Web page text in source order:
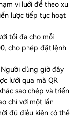
vi lưới để theo xu
lược tiếp tục hoạt
tối đa cho mỗi
cho phép đặt lệnh
Người dùng giờ đây
lưới qua mã QR
sao chép và triển
chỉ với một lần
đủ điều kiện có thể